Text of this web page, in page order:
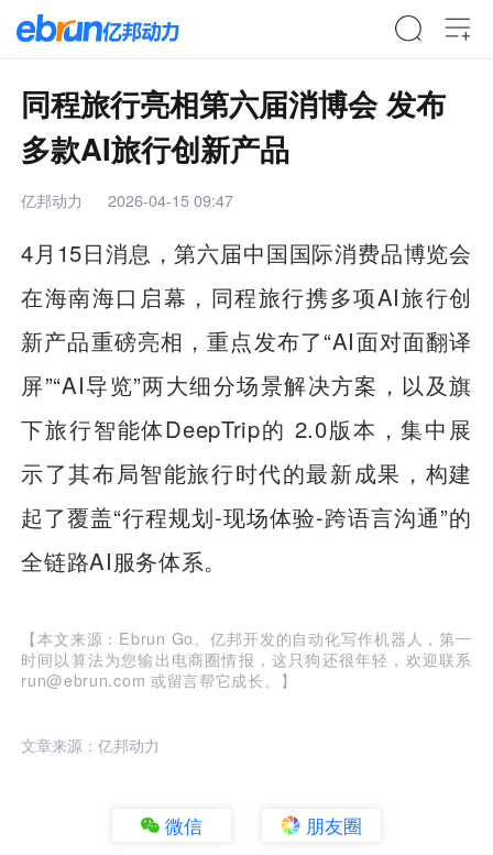
同程旅行亮相第六届消博会 发布
多款AI旅行创新产品
亿邦动力 2026-04-15 09:47
4月15日消息，第六届中国国际消费品博览会
在海南海口启幕，同程旅行携多项AI旅行创
新产品重磅亮相，重点发布了“AI面对面翻译
屏”“AI导览”两大细分场景解决方案，以及旗
下旅行智能体DeepTrip的 2.0版本，集中展
示了其布局智能旅行时代的最新成果，构建
起了覆盖“行程规划-现场体验-跨语言沟通”的
全链路AI服务体系。
【本文来源：Ebrun Go。亿邦开发的自动化写作机器人，第一
时间以算法为您输出电商圈情报，这只狗还很年轻，欢迎联系
run@ebrun.com 或留言帮它成长。】
文章来源：亿邦动力
微信 朋友圈